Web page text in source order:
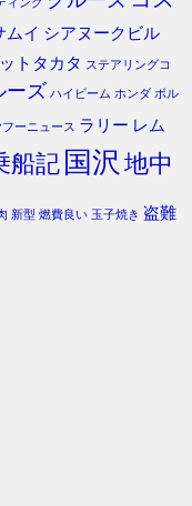
ムイ シアヌークビル
トタカタ ステアリングコ
ーズ ハイビーム ホンダ ボル
フーニュース ラリー レム
船記 国沢 地中
新型 燃費良い 玉子焼き 盗難